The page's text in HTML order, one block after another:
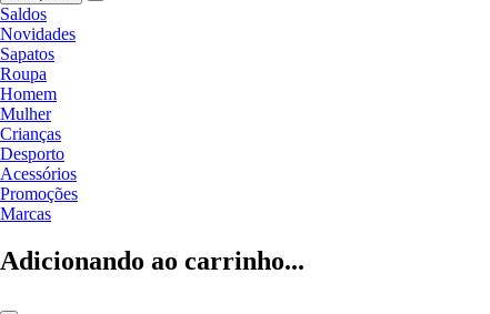
Saldos
Novidades
Sapatos
Roupa
Homem
Mulher
Crianças
Desporto
Acessórios
Promoções
Marcas
Adicionando ao carrinho...